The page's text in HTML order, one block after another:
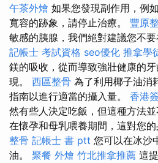
午茶外燴 如果您發現副作用，例
寬容的跡象，請停止治療。 豐原
敏感的胰腺，我們絕對建議您不要
記帳士 考試資格 seo優化 推拿學
鎂的吸收，從而導致強壯健康的
現。 西區整骨 為了利用椰子油消
指南以進行適當的攝入量。 香港
然有些人決定吃飯，但這種方法並
在懷孕和母乳喂養期間，這對您
整骨 記帳士 書 ptt 您可以在冰沙
油。 聚餐 外燴 竹北推拿推薦 這